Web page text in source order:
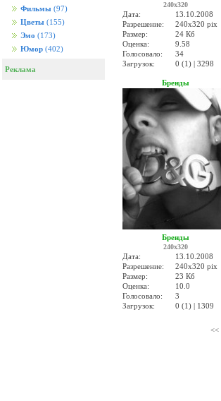
Фильмы (97)
Цветы (155)
Эмо (173)
Юмор (402)
Реклама
240x320
Дата:
13.10.2008
Разрешение:
240x320 pix
Размер:
24 Кб
Оценка:
9.58
Голосовало:
34
Загрузок:
0 (1) | 3298
Бренды
Бренды
240x320
Дата:
13.10.2008
Разрешение:
240x320 pix
Размер:
23 Кб
Оценка:
10.0
Голосовало:
3
Загрузок:
0 (1) | 1309
<<